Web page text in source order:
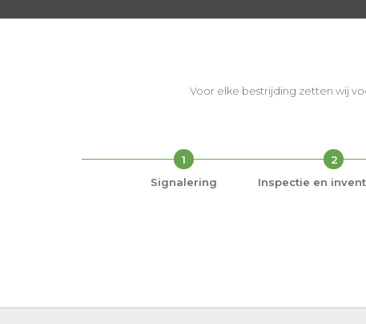
Voor elke bestrijding zetten wij
1
Signalering
2
Inspectie en